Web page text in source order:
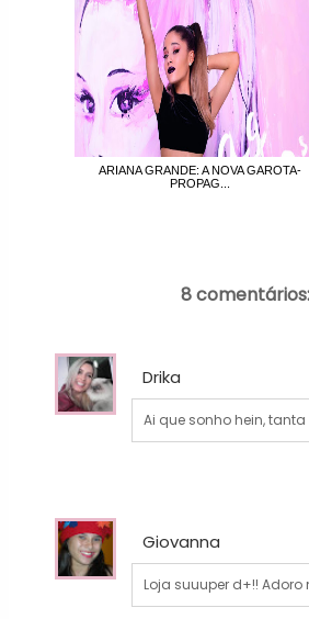
ARIANA GRANDE: A NOVA GAROTA-
PROPAG...
8 comentários:
Drika
Ai que sonho hein,
Giovanna
Loja suuuper d+!! Adoro